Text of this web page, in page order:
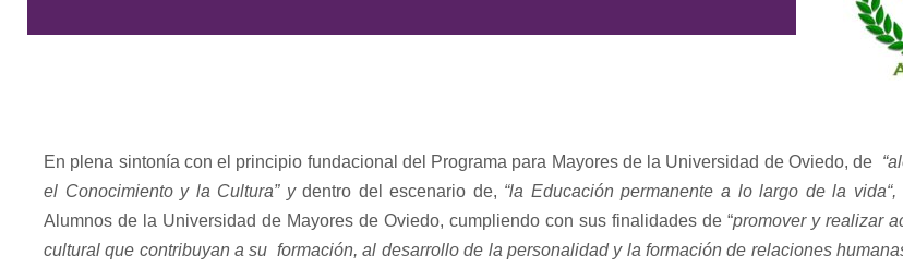
En plena sintonía con el principio fundacional del Programa para Mayores de la Universidad de Oviedo, de
el Conocimiento y la Cultura” ydentro del escenario de, “la Educación permanente a lo largo de la vida“,
Alumnos de la Universidad de Mayores de Oviedo, cumpliendo con sus finalidades de “promover y realizar
cultural que contribuyan a su formación, al desarrollo de la personalidad y la formación de relaciones